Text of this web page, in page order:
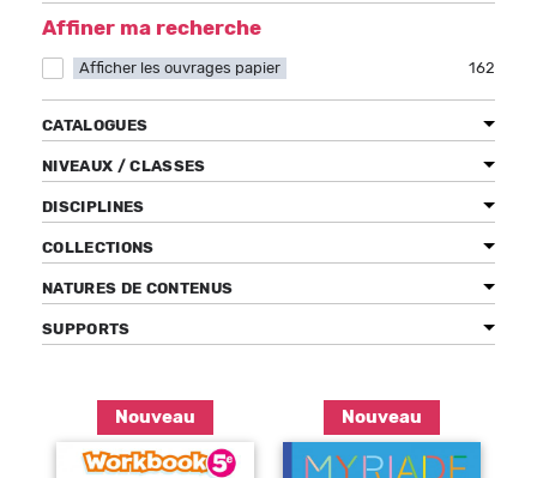
Téléchargez des ressources gratuites
Recevez des informations sur nos nouveautés
Nouveau Nouveau
Affiner ma recherche
Afficher les ouvrages papier 162
Apply Afficher les ouvrages papier filter
CATALOGUES
NIVEAUX / CLASSES
DISCIPLINES
COLLECTIONS
NATURES DE CONTENUS
SUPPORTS